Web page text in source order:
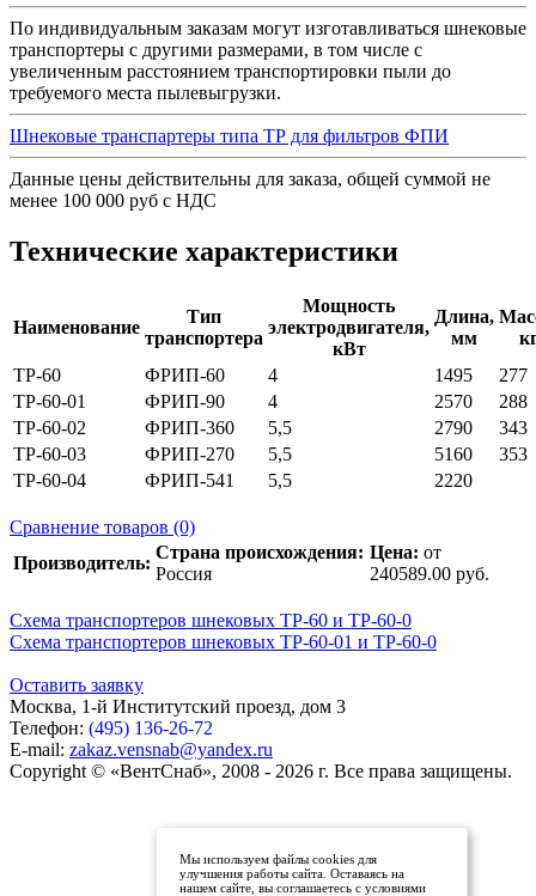
По индивидуальным заказам могут изготавливаться шнековые
транспортеры с другими размерами, в том числе с
увеличенным расстоянием транспортировки пыли до
требуемого места пылевыгрузки.
Шнековые транспартеры типа ТР для фильтров ФПИ
Данные цены действительны для заказа, общей суммой не
менее 100 000 руб с НДС
Технические характеристики
Наименование
Тип
транспортера
Мощность
электродвигателя,
кВт
Длина,
мм
ТР-60
ФРИП-60 4 1495
277
ТР-60-01
ФРИП-90 4 2570
288
ТР-60-02
ФРИП-360 5,5 2790
343
ТР-60-03
ФРИП-270 5,5 5160
353
ТР-60-04
ФРИП-541 5,5 2220
Сравнение товаров (0)
Производитель:
Страна происхождения:
Россия
Цена: от
240589.00 руб.
Схема транспортеров шнековых ТР-60 и ТР-60-0
Схема транспортеров шнековых ТР-60-01 и ТР-60-0
Оставить заявку
Москва, 1-й Институтский проезд, дом 3
Телефон: (495) 136-26-72
E-mail: zakaz.vensnab@yandex.ru
Copyright © «ВентСнаб», 2008 - 2026 г. Все права защищены.
Мы используем файлы cookies для
улучшения работы сайта. Оставаясь на
нашем сайте, вы соглашаетесь с условиями